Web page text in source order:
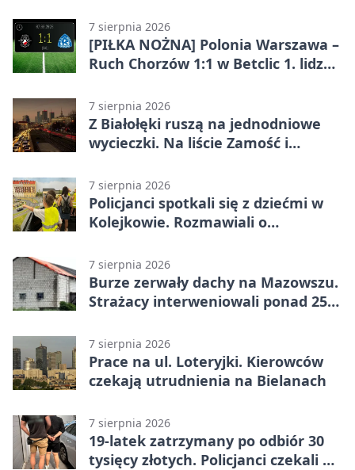
7 sierpnia 2026
[PIŁKA NOŻNA] Polonia Warszawa –
Ruch Chorzów 1:1 w Betclic 1. lidze.
7 sierpnia 2026
Z Białołęki ruszą na jednodniowe
wycieczki. Na liście Zamość i
7 sierpnia 2026
Policjanci spotkali się z dziećmi w
Kolejkowie. Rozmawiali o
7 sierpnia 2026
Burze zerwały dachy na Mazowszu.
Strażacy interweniowali ponad 250
7 sierpnia 2026
Prace na ul. Loteryjki. Kierowców
czekają utrudnienia na Bielanach
7 sierpnia 2026
19-latek zatrzymany po odbiór 30
tysięcy złotych. Policjanci czekali w